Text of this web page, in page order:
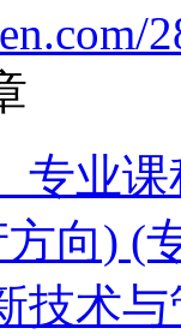
专业
向) (
技术